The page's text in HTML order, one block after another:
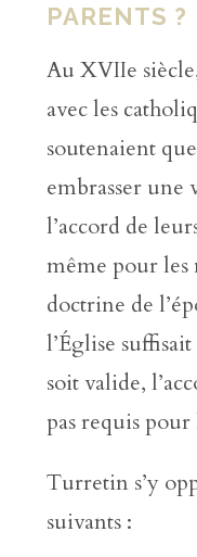
PARENTS ?
Au XVIIe
avec les
soutenaient
embrasser une
l’accord de
même pour les
doctrine de
l’Église
soit valide,
pas requis
Turretin s’y
suivants :